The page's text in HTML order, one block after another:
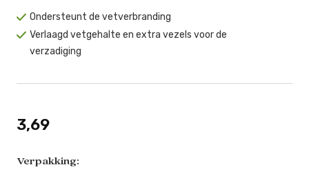
Ondersteunt de vetverbranding
Verlaagd vetgehalte en extra vezels voor de
verzadiging
Verpakking:
3,69